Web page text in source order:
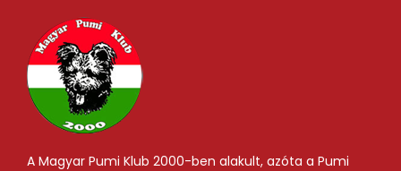
A Magyar Pumi Klub 2000-ben alakult, azóta a Pumi